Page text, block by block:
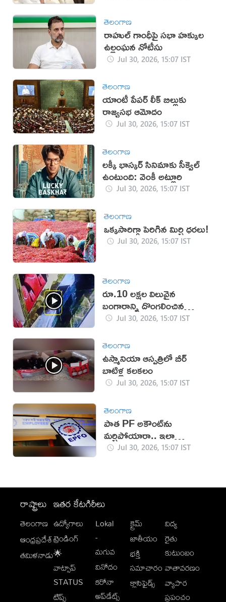
తెలంగాణ
రాహుల్ గాంధీపై సభా హక్కుల
ఉల్లంఘన నోటీసు
Jul 30, 2026, 15:07 IST
తెలంగాణ
యాంటీ పేపర్ లీక్ బిల్లుకు
రాజ్యసభ ఆమోదం
Jul 30, 2026, 15:07 IST
తెలంగాణ
లక్కీ భాస్కర్ సినిమాకు సీక్వెల్
ఉంటుంది: వెంకీ అట్లూరి
Jul 30, 2026, 15:07 IST
తెలంగాణ
ఒక్కసారిగ్గా పెరిగిన మిర్చి ధరలు!
Jul 30, 2026, 15:07 IST
తెలంగాణ
రూ.10 లక్షల విలువైన
బంగారాన్ని దొంగలించిన
‘ఎలుక’ (వీడియో)
Jul 30, 2026, 15:07 IST
తెలంగాణ
ఉస్మానియా ఆస్పత్రిలో బీర్
బాటిళ్ల కలకలం
Jul 30, 2026, 15:07 IST
తెలంగాణ
పాత PF అకౌంట్‌ను
మర్చిపోయారా.. ఇలా
తెలుసుకోండి!
Jul 30, 2026, 15:07 IST
రాష్ట్రాలు
తెలంగాణ
ఆంధ్రప్రదేశ్
తమిళనాడు
ఇతర కేటగిరీలు
ఉద్యోగాలు
ట్రెండింగ్
🌟
వాట్సాప్
STATUS
టిప్స్
Lokal
-
మగువ
వినోదం
కరోనా
అప్‌డేట్స్
క్రైమ్
జాతీయం
భక్తి
సమాచారం
క్లాసిఫైడ్స్
విద్య
రైతు
కుటుంబం
వాతావరణం
వ్యాపార
ప్రపంచం